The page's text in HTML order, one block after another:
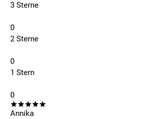
3 Sterne
0
2 Sterne
0
1 Stern
0
Annika